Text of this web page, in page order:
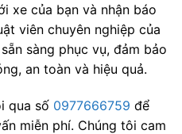
xe của bạn và nhận báo
viên chuyên nghiệp của
sàng phục vụ, đảm bảo
an toàn và hiệu quả.
qua số 0977666759 để
miễn phí. Chúng tôi cam